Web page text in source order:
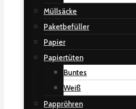
Müllsäcke
Paketbefüller
Papier
Papiertüten
Buntes
Weiß
Pappröhren